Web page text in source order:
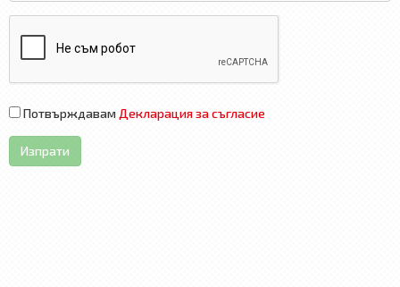
Потвърждавам Декларация за съгласие
Изпрати